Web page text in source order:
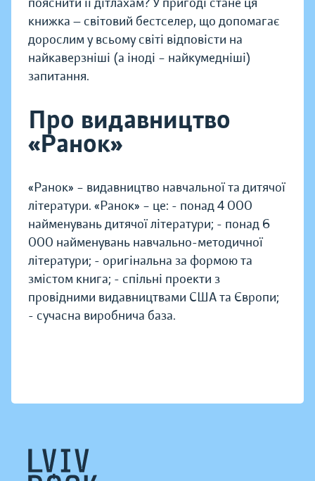
книжка — світовий бестселер, що допомагає
дорослим у всьому світі відповісти на
найкаверзніші (а іноді – найкумедніші)
запитання.
Про видавництво
«Ранок»
«Ранок» – видавництво навчальної та дитячої
літератури. «Ранок» – це: - понад 4 000
найменувань дитячої літератури; - понад 6
000 найменувань навчально-методичної
літератури; - оригінальна за формою та
змістом книга; - спільні проекти з
провідними видавництвами США та Європи;
- сучасна виробнича база.